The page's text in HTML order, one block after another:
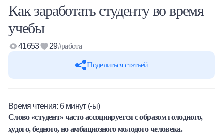
Как заработать студенту во время
учебы
Поделиться статьей
41653 29#работа
Время чтения:6 минут (-ы)
Слово «студент» часто ассоциируется с образом голодного,
худого, бедного, но амбициозного молодого человека.